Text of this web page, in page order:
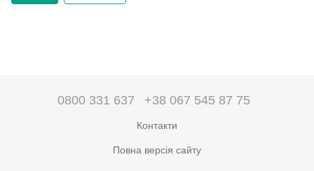
0800 331 637 +38 067 545 87 75
Контакти
Повна версія сайту